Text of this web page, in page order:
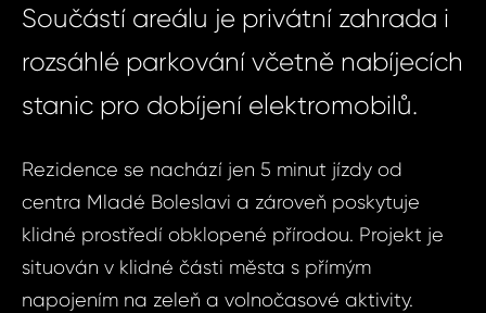
Součástí areálu je privátní zahrada i
rozsáhlé parkování včetně nabíjecích
stanic pro dobíjení elektromobilů.
Rezidence se nachází jen 5 minut jízdy od
centra Mladé Boleslavi a zároveň poskytuje
klidné prostředí obklopené přírodou. Projekt je
situován v klidné části města s přímým
napojením na zeleň a volnočasové aktivity.